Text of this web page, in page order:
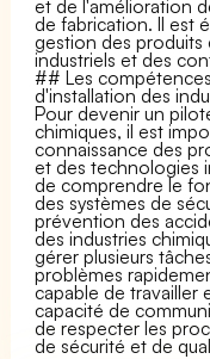
et de l'amélioration
de fabrication. Il est
gestion des produits
industriels et des
## Les
d'installation des
Pour devenir un
chimiques, il est
connaissance des
et des technologies
de comprendre le
des systèmes de
prévention des
des industries
gérer plusieurs
problèmes
capable de travailler
capacité de
de respecter les
de sécurité et de